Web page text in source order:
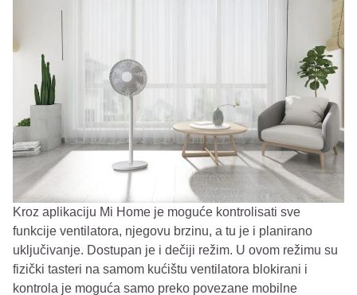
Kroz aplikaciju Mi Home je moguće kontrolisati sve
funkcije ventilatora, njegovu brzinu, a tu je i planirano
uključivanje. Dostupan je i dečiji režim. U ovom režimu su
fizički tasteri na samom kućištu ventilatora blokirani i
kontrola je moguća samo preko povezane mobilne